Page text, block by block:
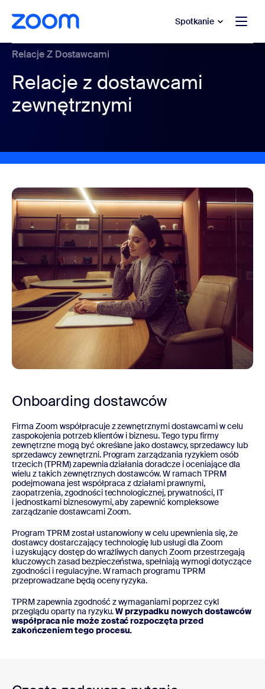
treści głównej
pomocy na czacie Spotkanie
Relacje Z Dostawcami
Relacje z dostawcami
zewnętrznymi
Onboarding dostawców
Firma Zoom współpracuje z zewnętrznymi dostawcami w celu
zaspokojenia potrzeb klientów i biznesu. Tego typu firmy
zewnętrzne mogą być określane jako dostawcy, sprzedawcy lub
sprzedawcy zewnętrzni. Program zarządzania ryzykiem osób
trzecich (TPRM) zapewnia działania doradcze i oceniające dla
wielu z takich zewnętrznych dostawców. W ramach TPRM
podejmowana jest współpraca z działami prawnymi,
zaopatrzenia, zgodności technologicznej, prywatności, IT
i jednostkami biznesowymi, aby zapewnić kompleksowe
zarządzanie dostawcami Zoom.
Program TPRM został ustanowiony w celu upewnienia się, że
dostawcy dostarczający technologię lub usługi dla Zoom
i uzyskujący dostęp do wrażliwych danych Zoom przestrzegają
kluczowych zasad bezpieczeństwa, spełniają wymogi dotyczące
zgodności i regulacyjne. W ramach programu TPRM
przeprowadzane będą oceny ryzyka.
TPRM zapewnia zgodność z wymaganiami poprzez cykl
przeglądu oparty na ryzyku.W przypadku nowych dostawców
współpraca nie może zostać rozpoczęta przed
zakończeniem tego procesu.